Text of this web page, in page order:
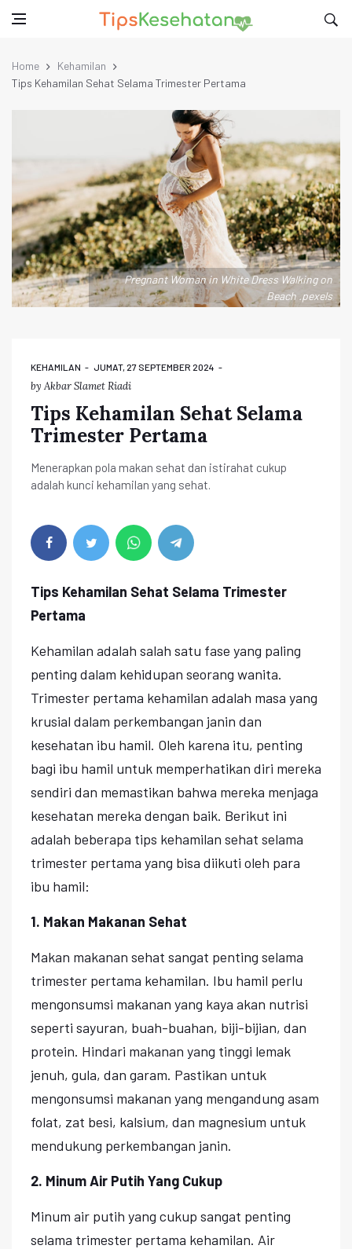
Home
Kehamilan
Tips Kehamilan Sehat Selama Trimester Pertama
Pregnant Woman in White Dress Walking on
Beach .pexels
KEHAMILAN JUMAT, 27 SEPTEMBER 2024
by Akbar Slamet Riadi
Tips Kehamilan Sehat Selama
Trimester Pertama
Menerapkan pola makan sehat dan istirahat cukup
adalah kunci kehamilan yang sehat.
Tips Kehamilan Sehat Selama Trimester
Pertama
Kehamilan adalah salah satu fase yang paling
penting dalam kehidupan seorang wanita.
Trimester pertama kehamilan adalah masa yang
krusial dalam perkembangan janin dan
kesehatan ibu hamil. Oleh karena itu, penting
bagi ibu hamil untuk memperhatikan diri mereka
sendiri dan memastikan bahwa mereka menjaga
kesehatan mereka dengan baik. Berikut ini
adalah beberapa tips kehamilan sehat selama
trimester pertama yang bisa diikuti oleh para
ibu hamil:
1. Makan Makanan Sehat
Makan makanan sehat sangat penting selama
trimester pertama kehamilan. Ibu hamil perlu
mengonsumsi makanan yang kaya akan nutrisi
seperti sayuran, buah-buahan, biji-bijian, dan
protein. Hindari makanan yang tinggi lemak
jenuh, gula, dan garam. Pastikan untuk
mengonsumsi makanan yang mengandung asam
folat, zat besi, kalsium, dan magnesium untuk
mendukung perkembangan janin.
2. Minum Air Putih Yang Cukup
Minum air putih yang cukup sangat penting
selama trimester pertama kehamilan. Air